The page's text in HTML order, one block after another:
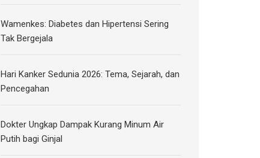
Wamenkes: Diabetes dan Hipertensi Sering
Tak Bergejala
Hari Kanker Sedunia 2026: Tema, Sejarah, dan
Pencegahan
Dokter Ungkap Dampak Kurang Minum Air
Putih bagi Ginjal